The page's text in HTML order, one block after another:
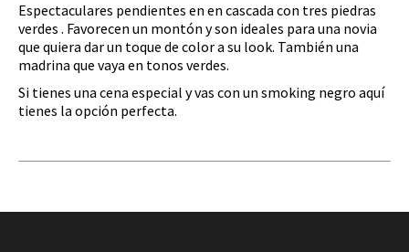
Espectaculares pendientes en en cascada con tres piedras
verdes . Favorecen un montón y son ideales para una novia
que quiera dar un toque de color a su look. También una
madrina que vaya en tonos verdes.
Si tienes una cena especial y vas con un smoking negro aquí
tienes la opción perfecta.